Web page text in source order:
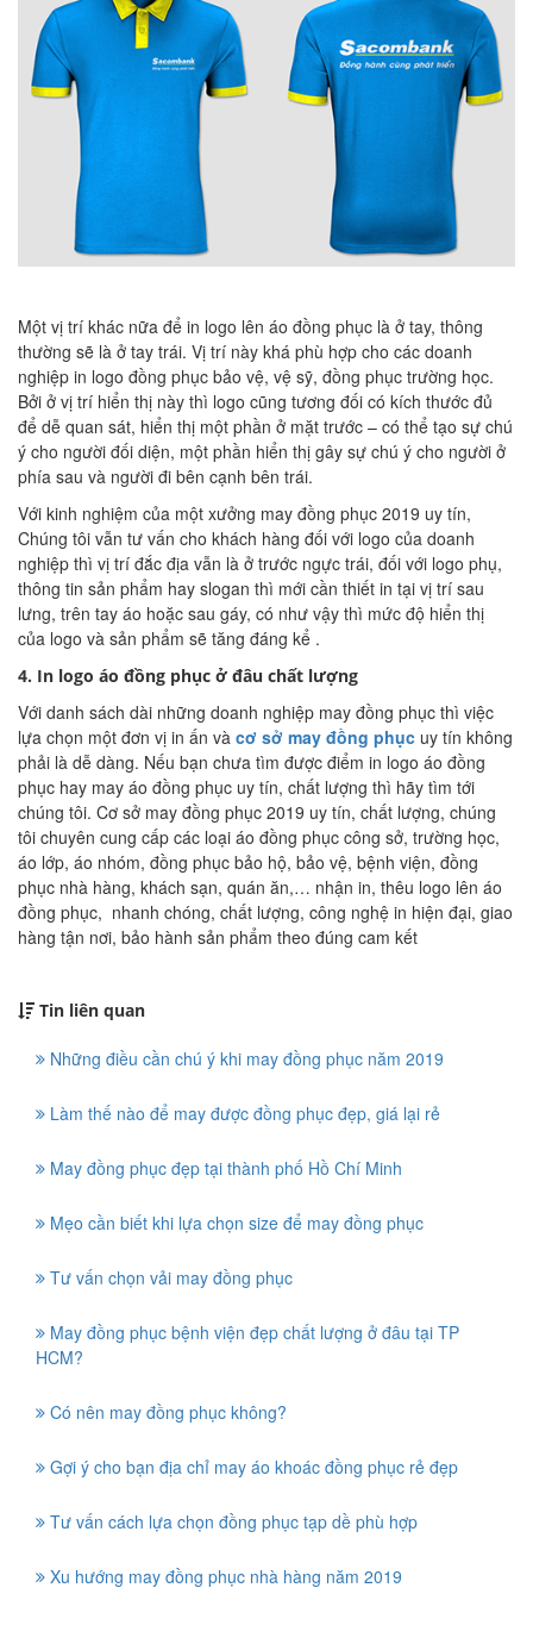
Một vị trí khác nữa để in logo lên áo đồng phục là ở tay, thông
thường sẽ là ở tay trái. Vị trí này khá phù hợp cho các doanh
nghiệp in logo đồng phục bảo vệ, vệ sỹ, đồng phục trường học.
Bởi ở vị trí hiển thị này thì logo cũng tương đối có kích thước đủ
để dễ quan sát, hiển thị một phần ở mặt trước – có thể tạo sự chú
ý cho người đối diện, một phần hiển thị gây sự chú ý cho người ở
phía sau và người đi bên cạnh bên trái.
Với kinh nghiệm của một xưởng may đồng phục 2019 uy tín,
Chúng tôi vẫn tư vấn cho khách hàng đối với logo của doanh
nghiệp thì vị trí đắc địa vẫn là ở trước ngực trái, đối với logo phụ,
thông tin sản phẩm hay slogan thì mới cần thiết in tại vị trí sau
lưng, trên tay áo hoặc sau gáy, có như vậy thì mức độ hiển thị
của logo và sản phẩm sẽ tăng đáng kể .
4. In logo áo đồng phục ở đâu chất lượng
Với danh sách dài những doanh nghiệp may đồng phục thì việc
lựa chọn một đơn vị in ấn và cơ sở may đồng phục uy tín không
phải là dễ dàng. Nếu bạn chưa tìm được điểm in logo áo đồng
phục hay may áo đồng phục uy tín, chất lượng thì hãy tìm tới
chúng tôi. Cơ sở may đồng phục 2019 uy tín, chất lượng, chúng
tôi chuyên cung cấp các loại áo đồng phục công sở, trường học,
áo lớp, áo nhóm, đồng phục bảo hộ, bảo vệ, bệnh viện, đồng
phục nhà hàng, khách sạn, quán ăn,… nhận in, thêu logo lên áo
đồng phục, nhanh chóng, chất lượng, công nghệ in hiện đại, giao
hàng tận nơi, bảo hành sản phẩm theo đúng cam kết
Tin liên quan
Những điều cần chú ý khi may đồng phục năm 2019
Làm thế nào để may được đồng phục đẹp, giá lại rẻ
May đồng phục đẹp tại thành phố Hồ Chí Minh
Mẹo cần biết khi lựa chọn size để may đồng phục
Tư vấn chọn vải may đồng phục
May đồng phục bệnh viện đẹp chất lượng ở đâu tại TP
HCM?
Có nên may đồng phục không?
Gợi ý cho bạn địa chỉ may áo khoác đồng phục rẻ đẹp
Tư vấn cách lựa chọn đồng phục tạp dề phù hợp
Xu hướng may đồng phục nhà hàng năm 2019